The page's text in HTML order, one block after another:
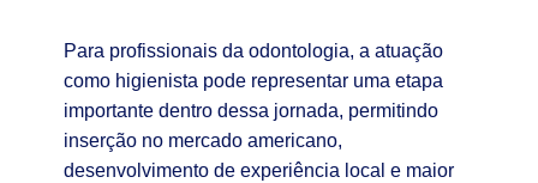
Para profissionais da odontologia, a atuação
como higienista pode representar uma etapa
importante dentro dessa jornada, permitindo
inserção no mercado americano,
desenvolvimento de experiência local e maior